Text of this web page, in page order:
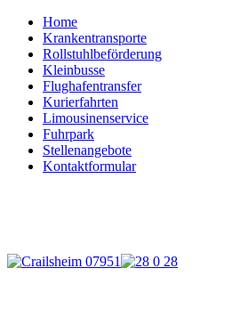
Home
Krankentransporte
Rollstuhlbeförderung
Kleinbusse
Flughafentransfer
Kurierfahrten
Limousinenservice
Fuhrpark
Stellenangebote
Kontaktformular